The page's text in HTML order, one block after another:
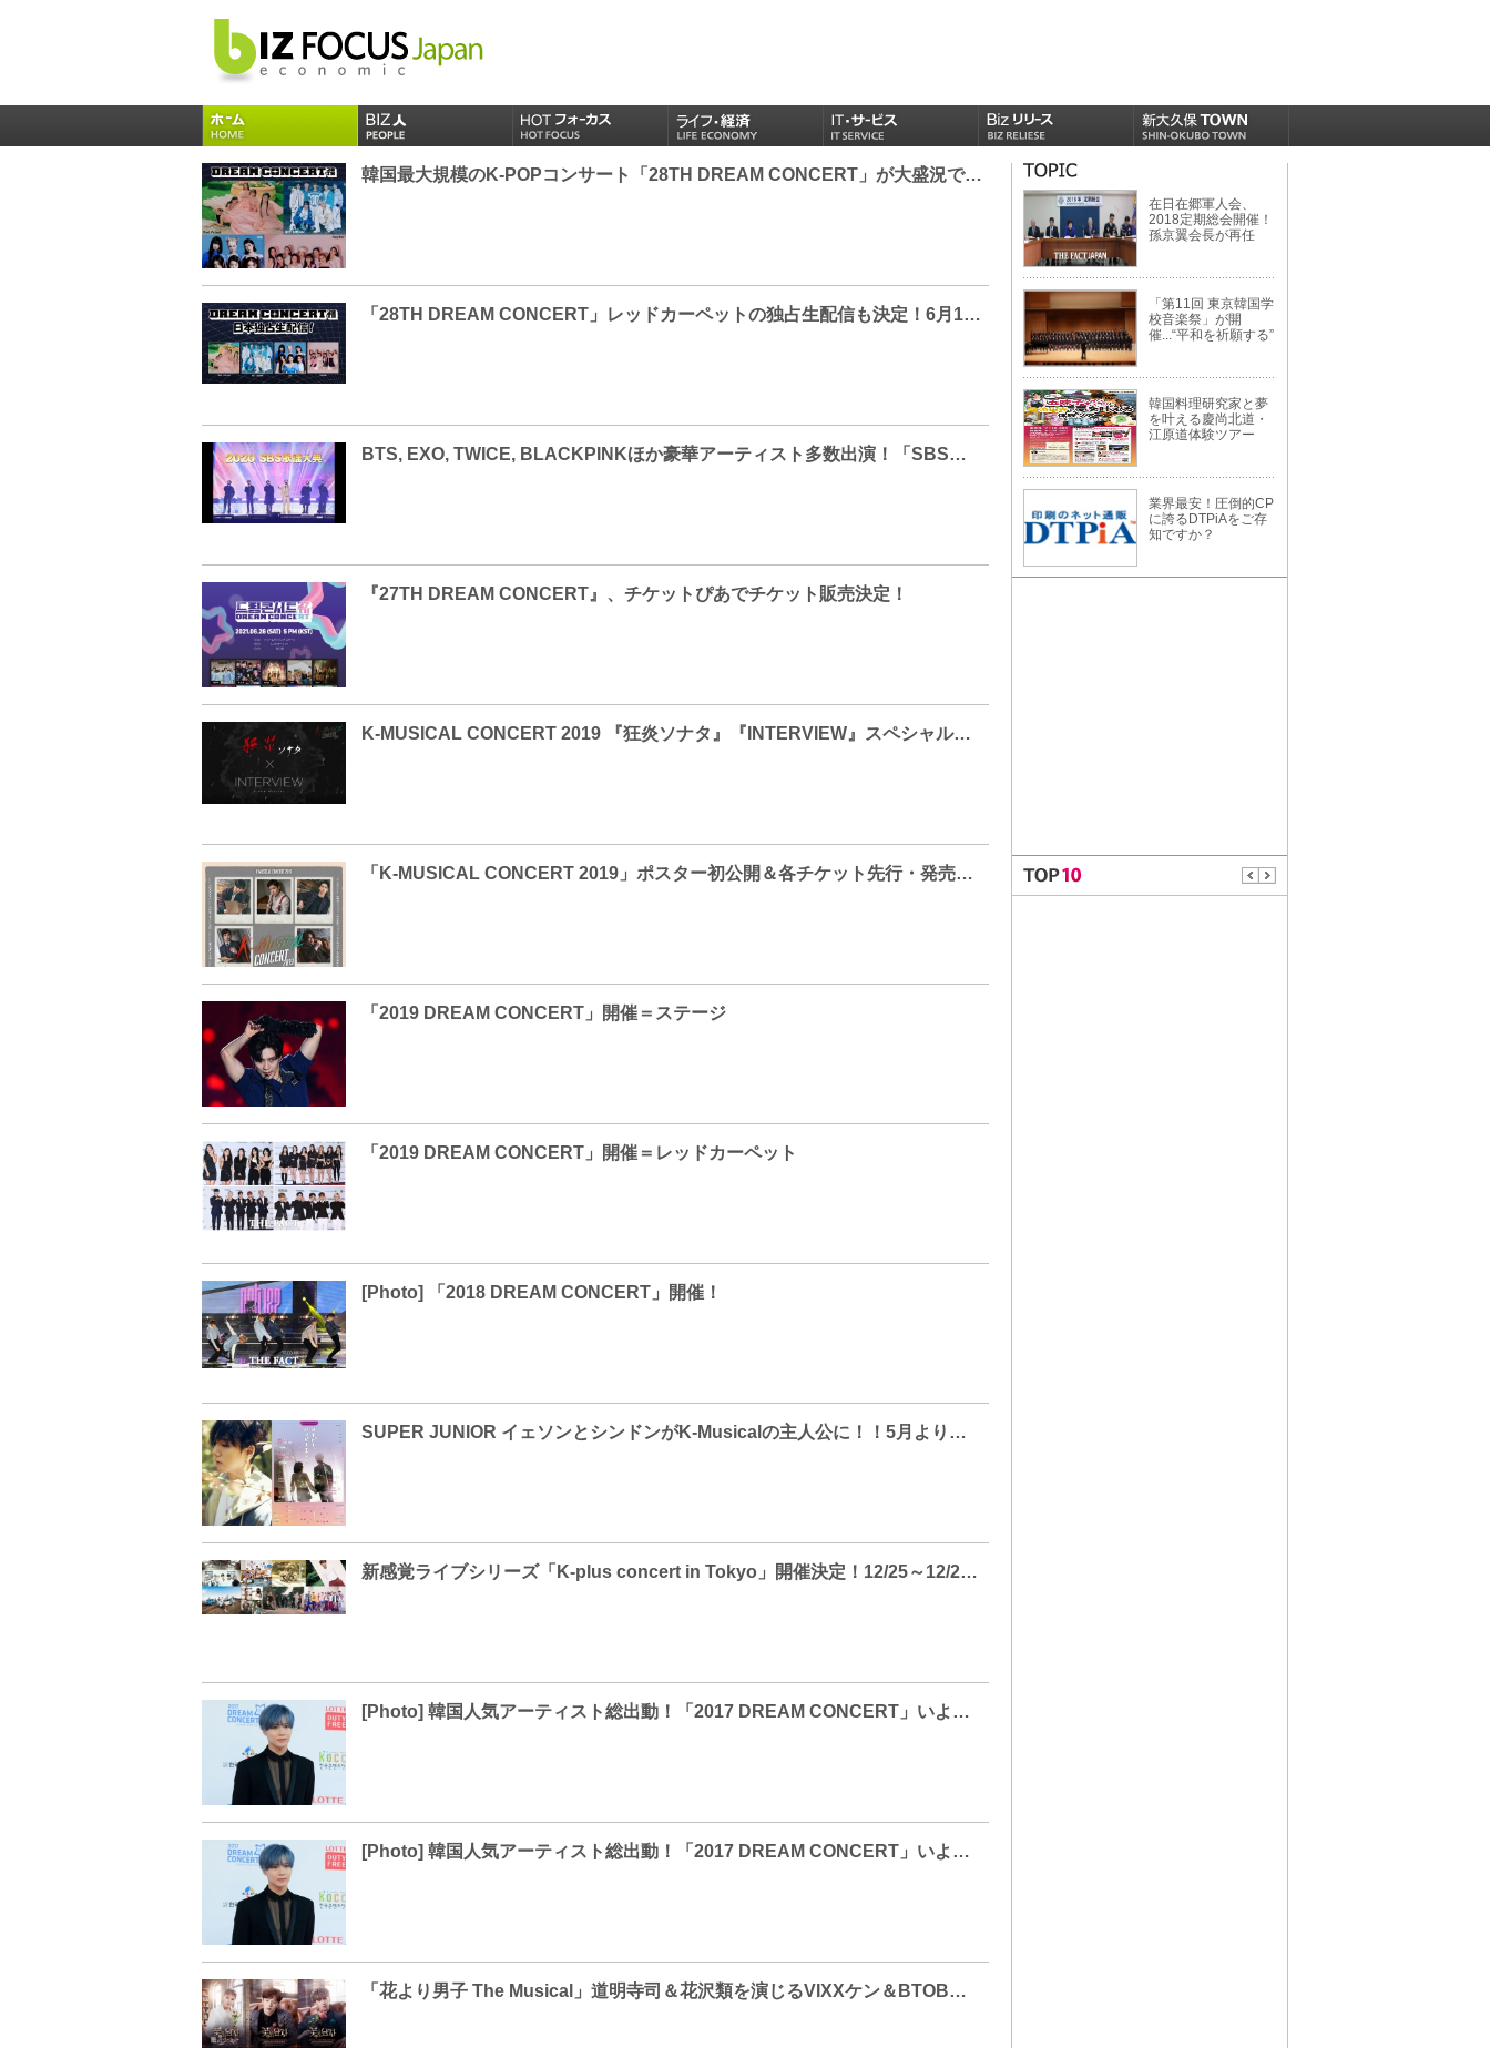
韓国最大規模のK-POPコンサート「28TH DREAM CONCERT」が大盛況で閉幕!! SNS上では歓喜の声、dTV入会者数も増加に！
「28TH DREAM CONCERT」レッドカーペットの独占生配信も決定！6月18日（土）16時からdTVで生配信スタート！
BTS, EXO, TWICE, BLACKPINKほか豪華アーティスト多数出演！「SBS歌謡大典」「SBS Super Concert in Taipei」「ソウルミュージックアワード」 K-POP人気歌謡祭・音楽授賞式ら全11タイトルをdTVで配信！
『27TH DREAM CONCERT』、チケットぴあでチケット販売決定！
K-MUSICAL CONCERT 2019 『狂炎ソナタ』『INTERVIEW』スペシャルコンサート プロモーション映像公開！
「K-MUSICAL CONCERT 2019」ポスター初公開＆各チケット先行・発売決定！
「2019 DREAM CONCERT」開催＝ステージ
「2019 DREAM CONCERT」開催＝レッドカーペット
[Photo] 「2018 DREAM CONCERT」開催！
SUPER JUNIOR イェソンとシンドンがK-Musicalの主人公に！！5月より日本で上映
新感覚ライブシリーズ「K-plus concert in Tokyo」開催決定！12/25～12/28 ＠ベルサール高田馬場4日間開催！
[Photo] 韓国人気アーティスト総出動！「2017 DREAM CONCERT」いよいよスタート！
[Photo] 韓国人気アーティスト総出動！「2017 DREAM CONCERT」いよいよスタート！
「花より男子 The Musical」道明寺司＆花沢類を演じるVIXXケン＆BTOBチャンソプ、SJソンミンのビジュアル解禁！
在日在郷軍人会、
2018定期総会開催！
孫京翼会長が再任
「第11回 東京韓国学
校音楽祭」が開
催...“平和を祈願する”
韓国料理研究家と夢
を叶える慶尚北道・
江原道体験ツアー
業界最安！圧倒的CP
に誇るDTPiAをご存
知ですか？